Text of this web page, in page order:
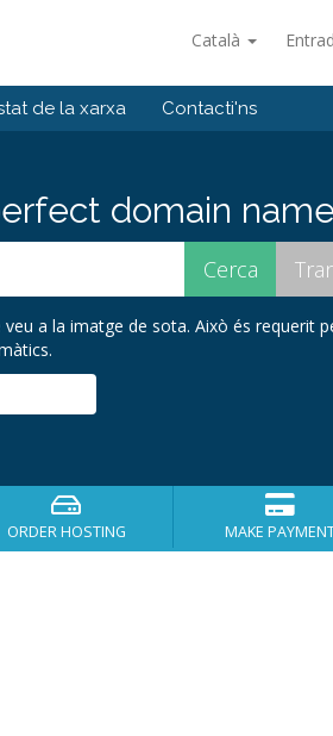
Català
de la xarxa Contacti'ns
domain
a la imatge de sota. Això és requerit
ORDER HOSTING MAKE